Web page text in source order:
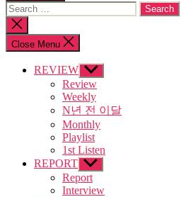
Search
for:
Close
search
Close Menu
REVIEW Show
sub
menu
Review
Weekly
N년 전 이달
Monthly
Playlist
1st Listen
REPORT Show
sub
menu
Report
Interview